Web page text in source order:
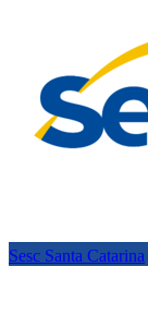
Sesc Santa Catarina